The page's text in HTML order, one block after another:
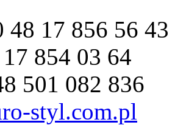
48 17 856 56 43
854 03 64
501 082 836
styl.com.pl